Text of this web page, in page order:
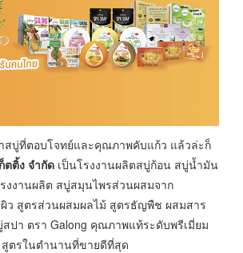
สบู่ที่ตอบโจทย์และคุณภาพคับแก้ว แล้วล่ะก็
ตติ้ง จำกัด เป็นโรงงานผลิตสบู่ก้อน สบู่น้ำมัน
งงานผลิต สบู่สมุนไพรส่วนผสมจาก
ว สูตรส่วนผสมผลไม้ สูตรธัญพืช ผสมสาร
สปา ตรา Galong คุณภาพแท้ระดับพรีเมี่ยม
สูตรในตำนานที่ขายดีที่สุด